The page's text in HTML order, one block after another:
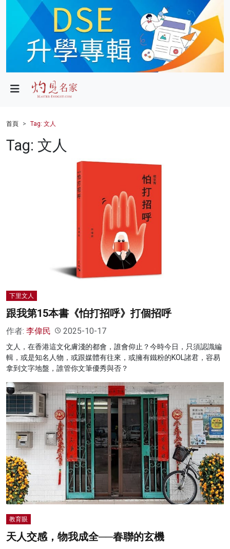
政局
財經
首頁 Tag: 文人
Tag: 文人
下里文人
跟我第15本書《怕打招呼》打個招呼
作者: 李偉民 2025-10-17
文人，在香港這文化膚淺的都會，誰會仰止？今時今日，只須認識編
輯，或是知名人物，或跟媒體有往來，或擁有鐵粉的KOL諸君，容易
拿到文字地盤，誰管你文筆優秀與否？
教育眼
天人交感，物我成全──春聯的玄機